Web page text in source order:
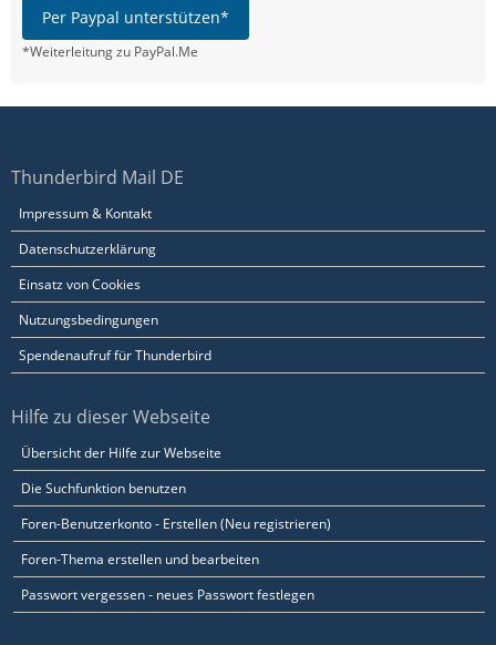
Per Paypal unterstützen*
*Weiterleitung zu PayPal.Me
Thunderbird Mail DE
Impressum & Kontakt
Datenschutzerklärung
Einsatz von Cookies
Nutzungsbedingungen
Spendenaufruf für Thunderbird
Hilfe zu dieser Webseite
Übersicht der Hilfe zur Webseite
Die Suchfunktion benutzen
Foren-Benutzerkonto - Erstellen (Neu registrieren)
Foren-Thema erstellen und bearbeiten
Passwort vergessen - neues Passwort festlegen